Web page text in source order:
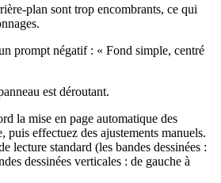
plan sont trop encombrants, ce qui
prompt négatif : « Fond simple, centré
est déroutant.
la mise en page automatique des
puis effectuez des ajustements manuels.
lecture standard (les bandes dessinées :
dessinées verticales : de gauche à